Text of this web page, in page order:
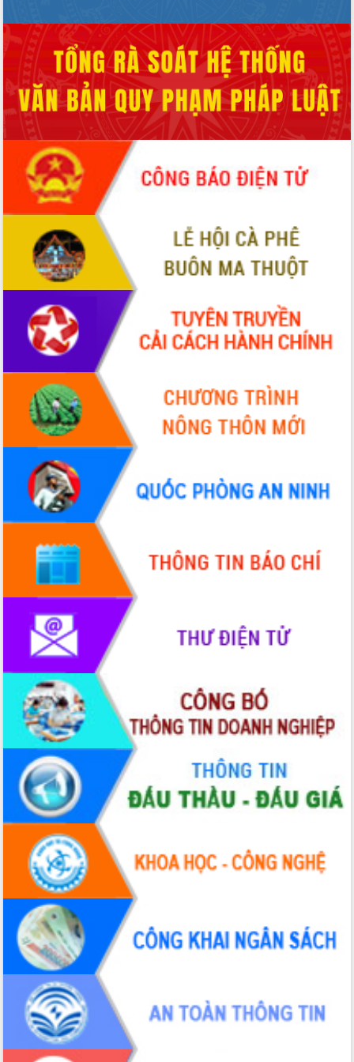
Minh
Lễ truy điệu và an táng hài cốt liệt sĩ
tại Nghĩa trang Liệt sĩ xã Sơn Hòa
Bàn giải pháp tháo gỡ khó khăn trong
xuất khẩu sầu riêng và triển khai quy
định EUDR
Thứ trưởng Bộ Nông nghiệp và Môi
trường Nguyễn Hoàng Hiệp khảo sát
vùng trồng và doanh nghiệp đóng gói
sầu riêng tại Đắk Lắk
Trình diễn nghệ thuật chế biến các
món ăn từ sầu riêng
Đắk Lắk công bố Quy hoạch và xúc
tiến đầu tư tỉnh
Ngành cá ngừ Đắk Lắk chủ động thích
ứng để giữ vững thị trường xuất khẩu
Diễn đàn Kinh tế tư nhân Việt Nam đột
phá cơ chế - Hợp tác công tư
Đề án 06 tạo bước ngoặt đột phá trong
cải cách hành chính tỉnh Đắk Lắk
Kết nối tour, đẩy mạnh chuyển đổi số
để phát triển du lịch Đắk Lắk
Khởi động Dự án Đầu tư xây dựng hạ
tầng kỹ thuật Cụm công nghiệp Tân
Tiến
Gặp mặt các cơ quan báo chí nhân Kỷ
niệm 101 năm Ngày Báo chí Cách
mạng Việt Nam
Đắk Lắk sơ kết 4 năm triển khai thực
hiện Đề án 06 của Chính phủ
Họp báo thông tin về Hội nghị Công bố
Quy hoạch và Xúc tiến đầu tư tỉnh Đắk
Khơi thông điểm nghẽn, đẩy nhanh
giải ngân vốn khắc phục thiên tai
HĐND tỉnh thông qua điều chỉnh Quy
hoạch tỉnh thời kỳ 2021-2030
Hội thảo góp ý hồ sơ điều chỉnh quy
hoạch tỉnh Đắk Lắk thời kỳ 2021-2030,
tầm nhìn đến năm 2050
Nâng cao hiệu quả hoạt động của các
doanh nghiệp nhà nước
Hội nghị triển khai kết nối mạng
truyền số liệu chuyên dùng phục vụ cơ
quan Đảng, Nhà nước
Lễ phát động chuỗi hoạt động chung
tay làm sạch môi trường
Xã Ea Kar bước chuyển mình trong
công tác cải cách hành chính mô hình
UBND tỉnh họp báo định kỳ tháng 4
năm 2026
Hội thảo khoa học “Giải pháp thúc đẩy
phát triển nền kinh tế xanh tại tỉnh
Đắk Lắk”
Tăng cường giám sát, đôn đốc thực
hiện nhiệm vụ quản lý tài sản công
hàng tuần
Tháo gỡ những vướng mắc, đẩy mạnh
công tác cải cách thủ tục hành chính